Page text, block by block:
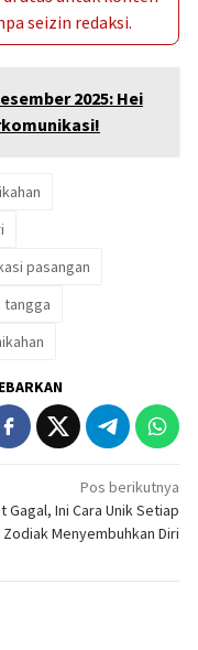
seizin redaksi.
2025: Hei
pasangan
tangga
Pos berikutnya
Gagal, Ini Cara Unik Setiap
Zodiak Menyembuhkan Diri